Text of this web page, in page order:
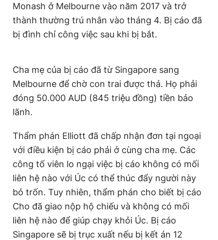
Monash ở Melbourne vào năm 2017 và trở
thành thường trú nhân vào tháng 4. Bị cáo đã
bị đình chỉ công việc sau khi bị bắt.
Cha mẹ của bị cáo đã từ Singapore sang
Melbourne để chờ con trai được thả. Họ phải
đóng 50.000 AUD (845 triệu đồng) tiền bảo
lãnh.
Thẩm phán Elliott đã chấp nhận đơn tại ngoại
với điều kiện bị cáo phải ở cùng cha mẹ. Các
công tố viên lo ngại việc bị cáo không có mối
liên hệ nào với Úc có thể thúc đẩy người này
bỏ trốn. Tuy nhiên, thẩm phán cho biết bị cáo
Cho đã giao nộp hộ chiếu và không có mối
liên hệ nào để giúp chạy khỏi Úc. Bị cáo
Singapore sẽ bị trục xuất nếu bị kết án 12